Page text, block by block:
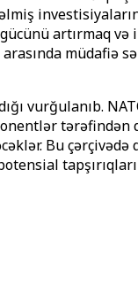
artırmaq
müdafiə
vurğulanıb.
Bu